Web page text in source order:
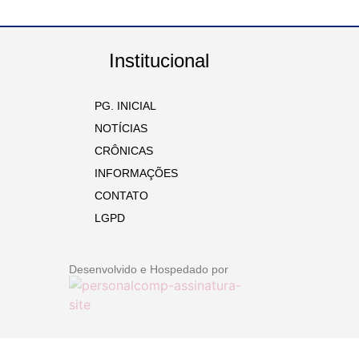
Institucional
PG. INICIAL
NOTÍCIAS
CRÔNICAS
INFORMAÇÕES
CONTATO
LGPD
Desenvolvido e Hospedado por